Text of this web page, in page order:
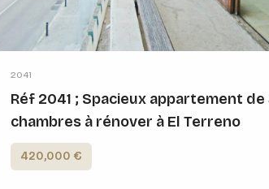
2041
Réf 2041 ; Spacieux appartement de
chambres à rénover à El Terreno
420,000 €